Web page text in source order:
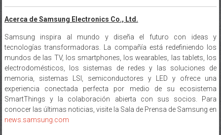
Acerca de Samsung Electronics Co., Ltd.
Samsung inspira al mundo y diseña el futuro con ideas y
tecnologías transformadoras. La compañía está redefiniendo los
mundos de las TV, los smartphones, los wearables, las tablets, los
electrodomésticos, los sistemas de redes y las soluciones de
memoria, sistemas LSI, semiconductores y LED y ofrece una
experiencia conectada perfecta por medio de su ecosistema
SmartThings y la colaboración abierta con sus socios. Para
conocer las últimas noticias, visite la Sala de Prensa de Samsung en
news.samsung.com